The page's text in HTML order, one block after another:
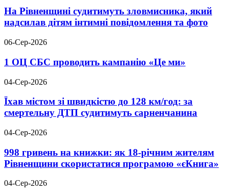
На Рівненщині судитимуть зловмисника, який
надсилав дітям інтимні повідомлення та фото
06-Сер-2026
1 ОЦ СБС проводить кампанію «Це ми»
04-Сер-2026
Їхав містом зі швидкістю до 128 км/год: за
смертельну ДТП судитимуть сарненчанина
04-Сер-2026
998 гривень на книжки: як 18-річним жителям
Рівненщини скористатися програмою «єКнига»
04-Сер-2026